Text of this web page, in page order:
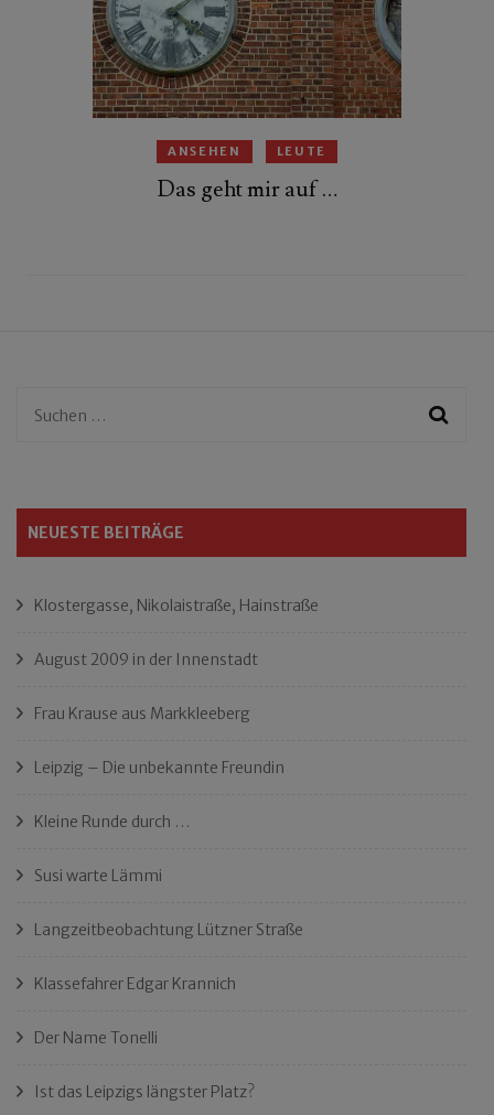
ANSEHEN LEUTE
Das geht mir auf …
Suchen
NEUESTE BEITRÄGE
Klostergasse, Nikolaistraße, Hainstraße
August 2009 in der Innenstadt
Frau Krause aus Markkleeberg
Leipzig – Die unbekannte Freundin
Kleine Runde durch …
Susi warte Lämmi
Langzeitbeobachtung Lützner Straße
Klassefahrer Edgar Krannich
Der Name Tonelli
Ist das Leipzigs längster Platz?